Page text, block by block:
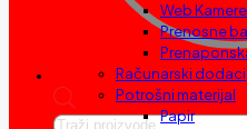
Products
Web Kamere
Prenosne
Računarski dodaci
Potrošni materijal
Papir